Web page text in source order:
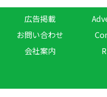
広告掲載
お問い合わせ
会社案内